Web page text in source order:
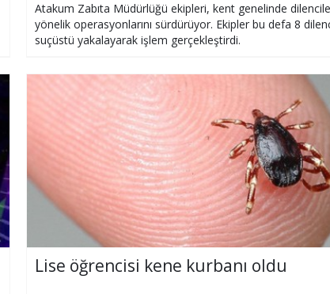
Atakum Zabıta Müdürlüğü ekipleri, kent genelinde
yönelik operasyonlarını sürdürüyor. Ekipler bu defa 8
suçüstü yakalayarak işlem gerçekleştirdi.
Lise öğrencisi kene kurbanı oldu